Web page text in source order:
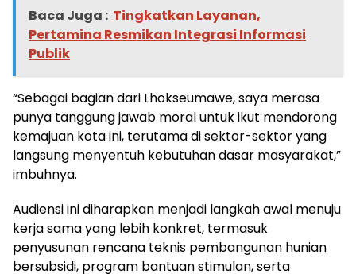
Baca Juga : Tingkatkan Layanan,
Pertamina Resmikan Integrasi Informasi
Publik
“Sebagai bagian dari Lhokseumawe, saya merasa
punya tanggung jawab moral untuk ikut mendorong
kemajuan kota ini, terutama di sektor-sektor yang
langsung menyentuh kebutuhan dasar masyarakat,”
imbuhnya.
Audiensi ini diharapkan menjadi langkah awal menuju
kerja sama yang lebih konkret, termasuk
penyusunan rencana teknis pembangunan hunian
bersubsidi, program bantuan stimulan, serta